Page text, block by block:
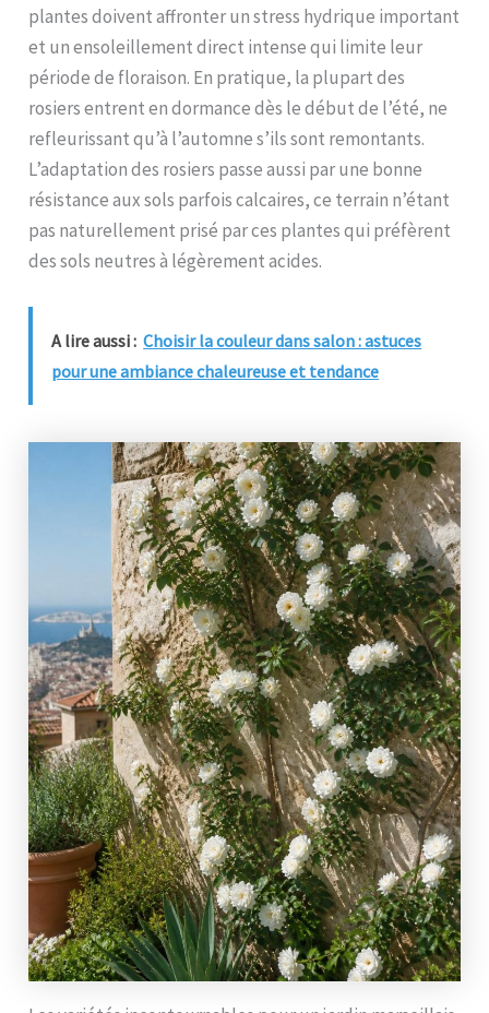
plantes doivent affronter un stress hydrique important
et un ensoleillement direct intense qui limite leur
période de floraison. En pratique, la plupart des
rosiers entrent en dormance dès le début de l’été, ne
refleurissant qu’à l’automne s’ils sont remontants.
L’adaptation des rosiers passe aussi par une bonne
résistance aux sols parfois calcaires, ce terrain n’étant
pas naturellement prisé par ces plantes qui préfèrent
des sols neutres à légèrement acides.
A lire aussi : Choisir la couleur dans salon : astuces
pour une ambiance chaleureuse et tendance